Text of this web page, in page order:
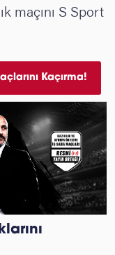
maçını S Sport
Kaçırma!